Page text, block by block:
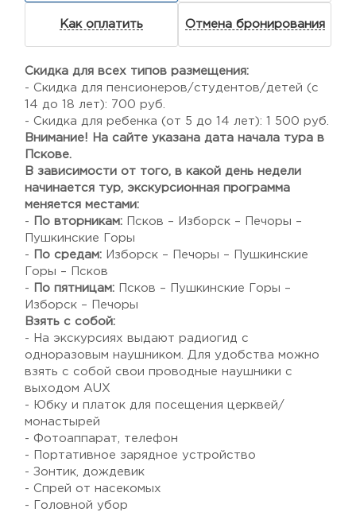
Как оплатить Отмена бронирования
Скидка для всех типов размещения:
- Скидка для пенсионеров/студентов/детей (с
14 до 18 лет): 700 руб.
- Скидка для ребенка (от 5 до 14 лет): 1 500 руб.
Внимание! На сайте указана дата начала тура в
Пскове.
В зависимости от того, в какой день недели
начинается тур, экскурсионная программа
меняется местами:
-
По вторникам: Псков – Изборск – Печоры –
Пушкинские Горы
-
По средам: Изборск – Печоры – Пушкинские
Горы – Псков
-
По пятницам: Псков – Пушкинские Горы –
Изборск – Печоры
Взять с собой:
- На экскурсиях выдают радиогид с
одноразовым наушником. Для удобства можно
взять с собой свои проводные наушники с
выходом AUX
- Юбку и платок для посещения церквей/
монастырей
- Фотоаппарат, телефон
- Портативное зарядное устройство
- Зонтик, дождевик
- Спрей от насекомых
- Головной убор